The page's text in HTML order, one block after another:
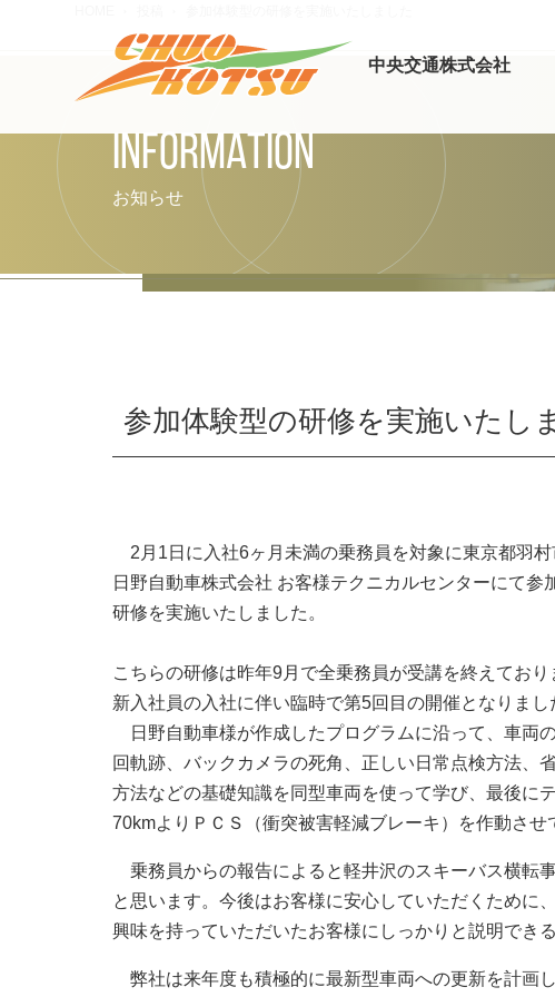
中央交通株式会社
お知らせ
INFORMATION
参加体験型の研修を実施いたし
2月1日に入社6ヶ月未満の乗務員を対象に東京都羽村
日野自動車株式会社 お客様テクニカルセンターにて参
研修を実施いたしました。
こちらの研修は昨年9月で全乗務員が受講を終えており
新入社員の入社に伴い臨時で第5回目の開催となりまし
日野自動車様が作成したプログラムに沿って、車両
回軌跡、バックカメラの死角、正しい日常点検方法、
方法などの基礎知識を同型車両を使って学び、最後に
70kmよりＰＣＳ（衝突被害軽減ブレーキ）を作動さ
乗務員からの報告によると軽井沢のスキーバス横転
と思います。今後はお客様に安心していただくために
興味を持っていただいたお客様にしっかりと説明でき
弊社は来年度も積極的に最新型車両への更新を計画し